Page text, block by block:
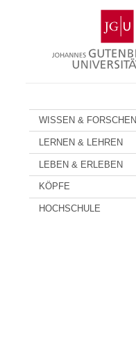
Gutenberg-
Universität
Mainz
WISSEN & FORSCHEN
LERNEN & LEHREN
LEBEN & ERLEBEN
KÖPFE
HOCHSCHULE